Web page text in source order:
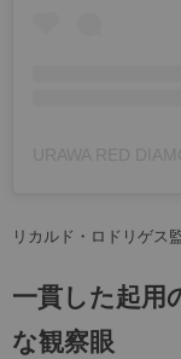
リカルド・ロドリゲス
一貫した起用
な観察眼